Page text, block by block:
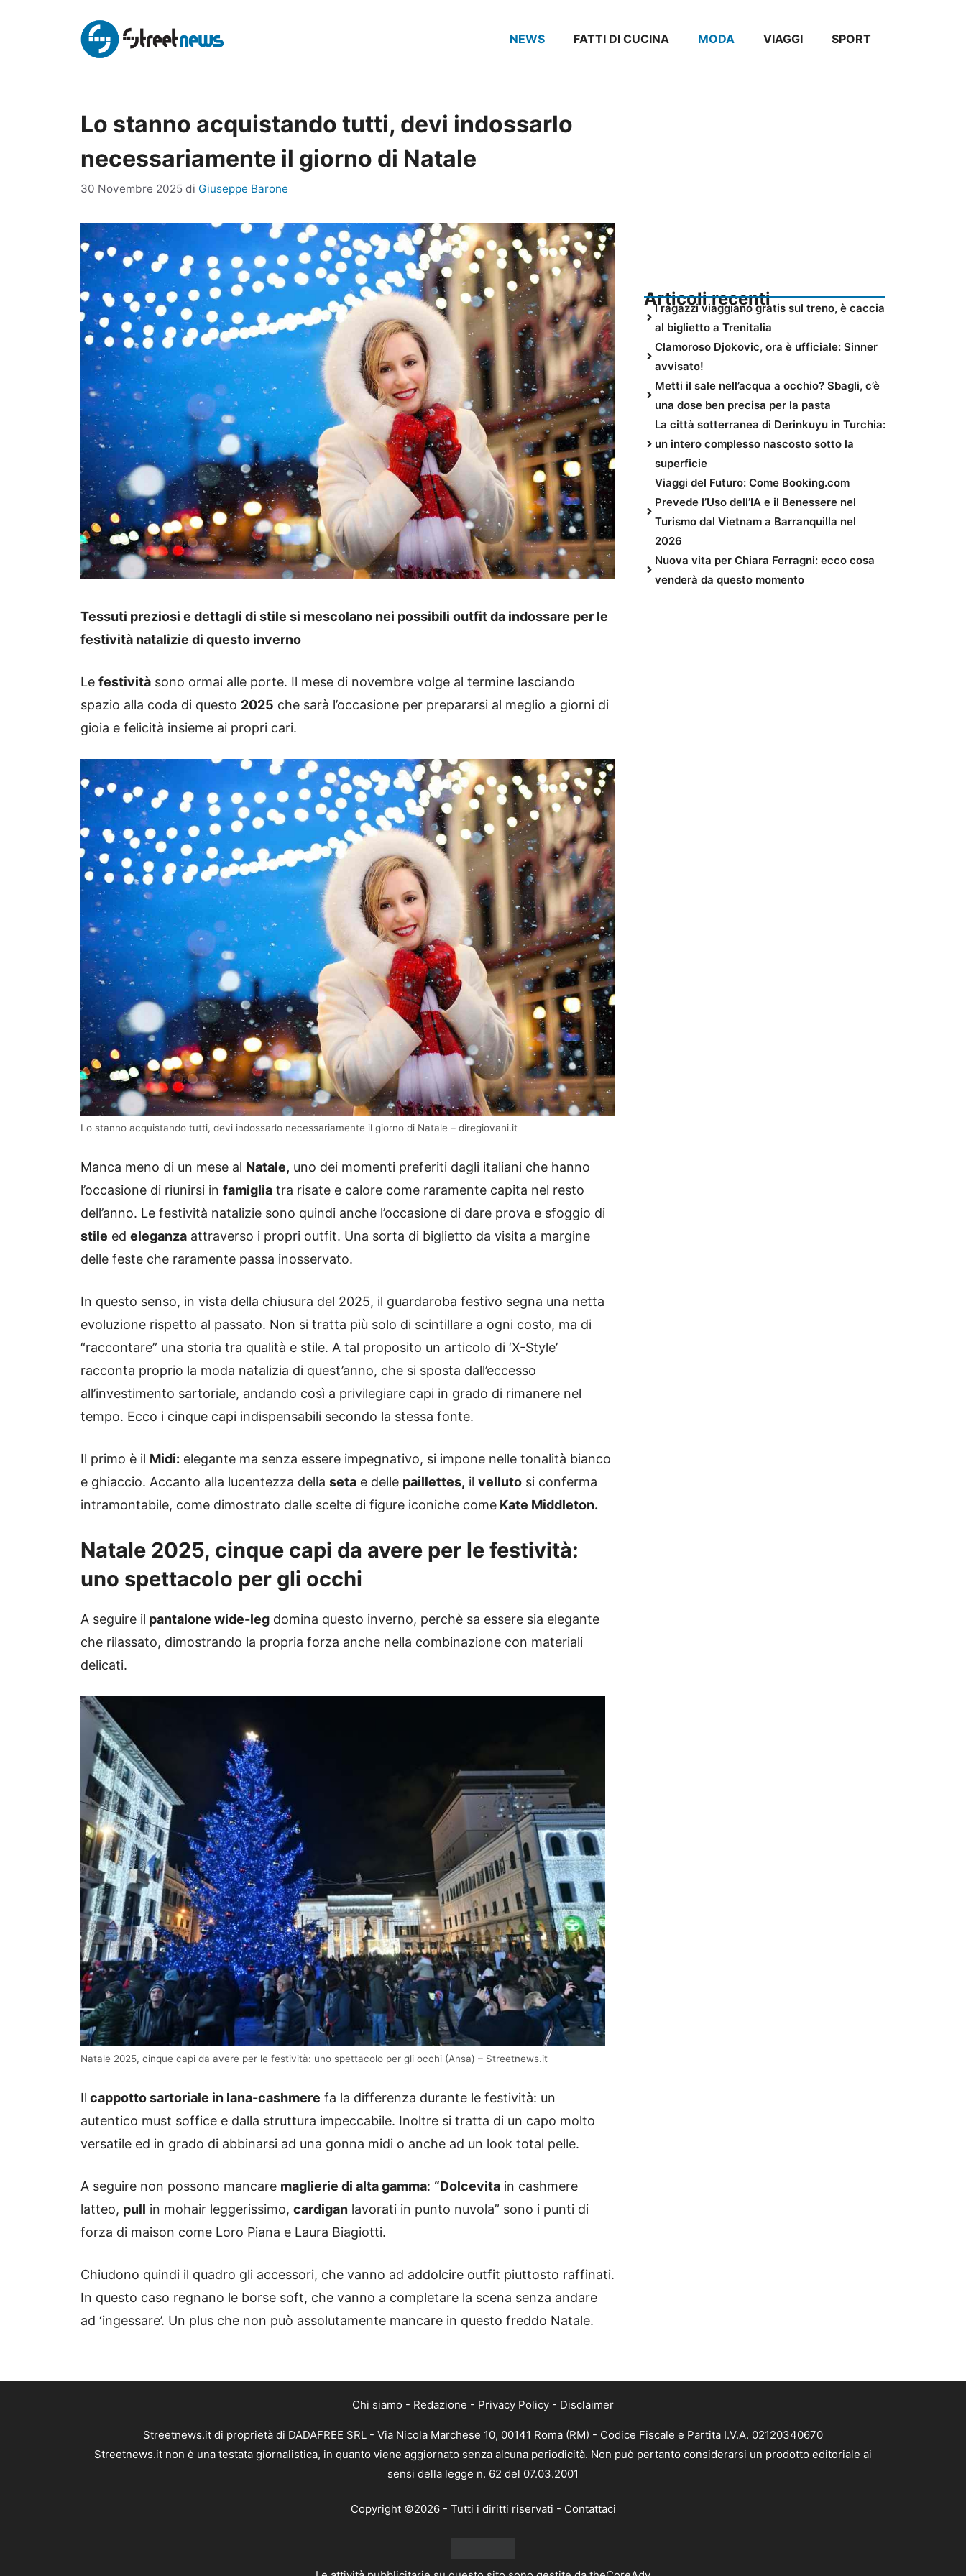
NEWS FATTI DI CUCINA MODA VIAGGI SPORT
Lo stanno acquistando tutti, devi indossarlo
necessariamente il giorno di Natale
30 Novembre 2025 di Giuseppe Barone
Tessuti preziosi e dettagli di stile si mescolano nei possibili outfit da indossare per le
festività natalizie di questo inverno
Le festività sono ormai alle porte. Il mese di novembre volge al termine lasciando
spazio alla coda di questo 2025 che sarà l’occasione per prepararsi al meglio a giorni di
gioia e felicità insieme ai propri cari.
Lo stanno acquistando tutti, devi indossarlo necessariamente il giorno di Natale – diregiovani.it
Manca meno di un mese al Natale, uno dei momenti preferiti dagli italiani che hanno
l’occasione di riunirsi in famiglia tra risate e calore come raramente capita nel resto
dell’anno. Le festività natalizie sono quindi anche l’occasione di dare prova e sfoggio di
stile ed eleganza attraverso i propri outfit. Una sorta di biglietto da visita a margine
delle feste che raramente passa inosservato.
In questo senso, in vista della chiusura del 2025, il guardaroba festivo segna una netta
evoluzione rispetto al passato. Non si tratta più solo di scintillare a ogni costo, ma di
“raccontare” una storia tra qualità e stile. A tal proposito un articolo di ‘X-Style’
racconta proprio la moda natalizia di quest’anno, che si sposta dall’eccesso
all’investimento sartoriale, andando così a privilegiare capi in grado di rimanere nel
tempo. Ecco i cinque capi indispensabili secondo la stessa fonte.
Il primo è il Midi: elegante ma senza essere impegnativo, si impone nelle tonalità bianco
e ghiaccio. Accanto alla lucentezza della seta e delle paillettes, il velluto si conferma
intramontabile, come dimostrato dalle scelte di figure iconiche come Kate Middleton.
Natale 2025, cinque capi da avere per le festività:
uno spettacolo per gli occhi
A seguire il pantalone wide-leg domina questo inverno, perchè sa essere sia elegante
che rilassato, dimostrando la propria forza anche nella combinazione con materiali
delicati.
Natale 2025, cinque capi da avere per le festività: uno spettacolo per gli occhi (Ansa) – Streetnews.it
Il cappotto sartoriale in lana-cashmere fa la differenza durante le festività: un
autentico must soffice e dalla struttura impeccabile. Inoltre si tratta di un capo molto
versatile ed in grado di abbinarsi ad una gonna midi o anche ad un look total pelle.
A seguire non possono mancare maglierie di alta gamma: “Dolcevita in cashmere
latteo, pull in mohair leggerissimo, cardigan lavorati in punto nuvola” sono i punti di
forza di maison come Loro Piana e Laura Biagiotti.
Chiudono quindi il quadro gli accessori, che vanno ad addolcire outfit piuttosto raffinati.
In questo caso regnano le borse soft, che vanno a completare la scena senza andare
ad ‘ingessare’. Un plus che non può assolutamente mancare in questo freddo Natale.
Articoli recenti
I ragazzi viaggiano gratis sul treno, è caccia
al biglietto a Trenitalia
Clamoroso Djokovic, ora è ufficiale: Sinner
avvisato!
Metti il sale nell’acqua a occhio? Sbagli, c’è
una dose ben precisa per la pasta
La città sotterranea di Derinkuyu in Turchia:
un intero complesso nascosto sotto la
superficie
Viaggi del Futuro: Come Booking.com
Prevede l’Uso dell’IA e il Benessere nel
Turismo dal Vietnam a Barranquilla nel
2026
Nuova vita per Chiara Ferragni: ecco cosa
venderà da questo momento
Chi siamo - Redazione - Privacy Policy - Disclaimer
Streetnews.it di proprietà di DADAFREE SRL - Via Nicola Marchese 10, 00141 Roma (RM) - Codice Fiscale e Partita I.V.A. 02120340670
Streetnews.it non è una testata giornalistica, in quanto viene aggiornato senza alcuna periodicità. Non può pertanto considerarsi un prodotto editoriale ai
sensi della legge n. 62 del 07.03.2001
Copyright ©2026 - Tutti i diritti riservati - Contattaci